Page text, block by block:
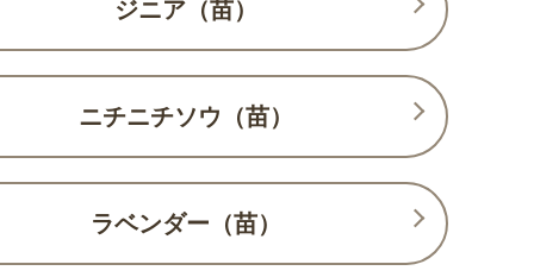
ジニア（苗）
ニチニチソウ（苗）
ラベンダー（苗）